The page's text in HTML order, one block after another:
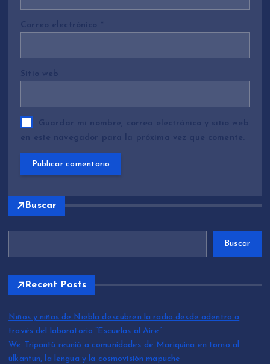
Correo electrónico *
Sitio web
Guardar mi nombre, correo electrónico y sitio web
en este navegador para la próxima vez que comente.
Buscar
Buscar
Recent Posts
Niños y niñas de Niebla descubren la radio desde adentro a
través del laboratorio “Escuelas al Aire”
We Tripantü reunió a comunidades de Mariquina en torno al
ülkantun, la lengua y la cosmovisión mapuche